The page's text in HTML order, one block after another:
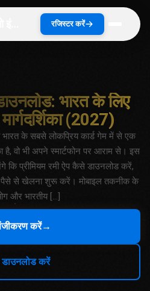
रजिस्टर करें
भारत के लिए
(2027)
भारत के सबसे लोकप्रिय कार्ड गेम में से एक
वो भी अपने स्मार्टफोन पर आराम से। इस
प्रीमियम रमी ऐप कैसे डाउनलोड करें,
से खेलना शुरू करें। मोबाइल तकनीक के
और भारतीय […]
करें→
डाउनलोड करें